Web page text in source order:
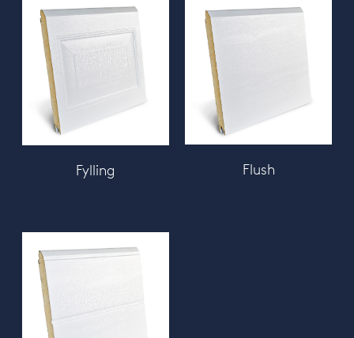
Fylling Flush